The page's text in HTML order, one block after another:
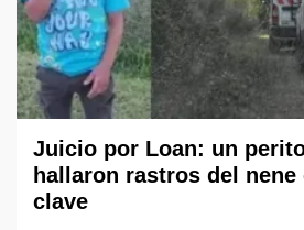
Juicio por Loan: un
hallaron rastros del
clave